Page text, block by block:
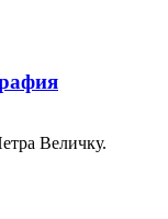
Величку.